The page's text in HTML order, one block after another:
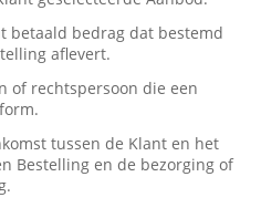
betaald bedrag dat bestemd
aflevert.
of rechtspersoon die een
tussen de Klant en het
Bestelling en de bezorging of